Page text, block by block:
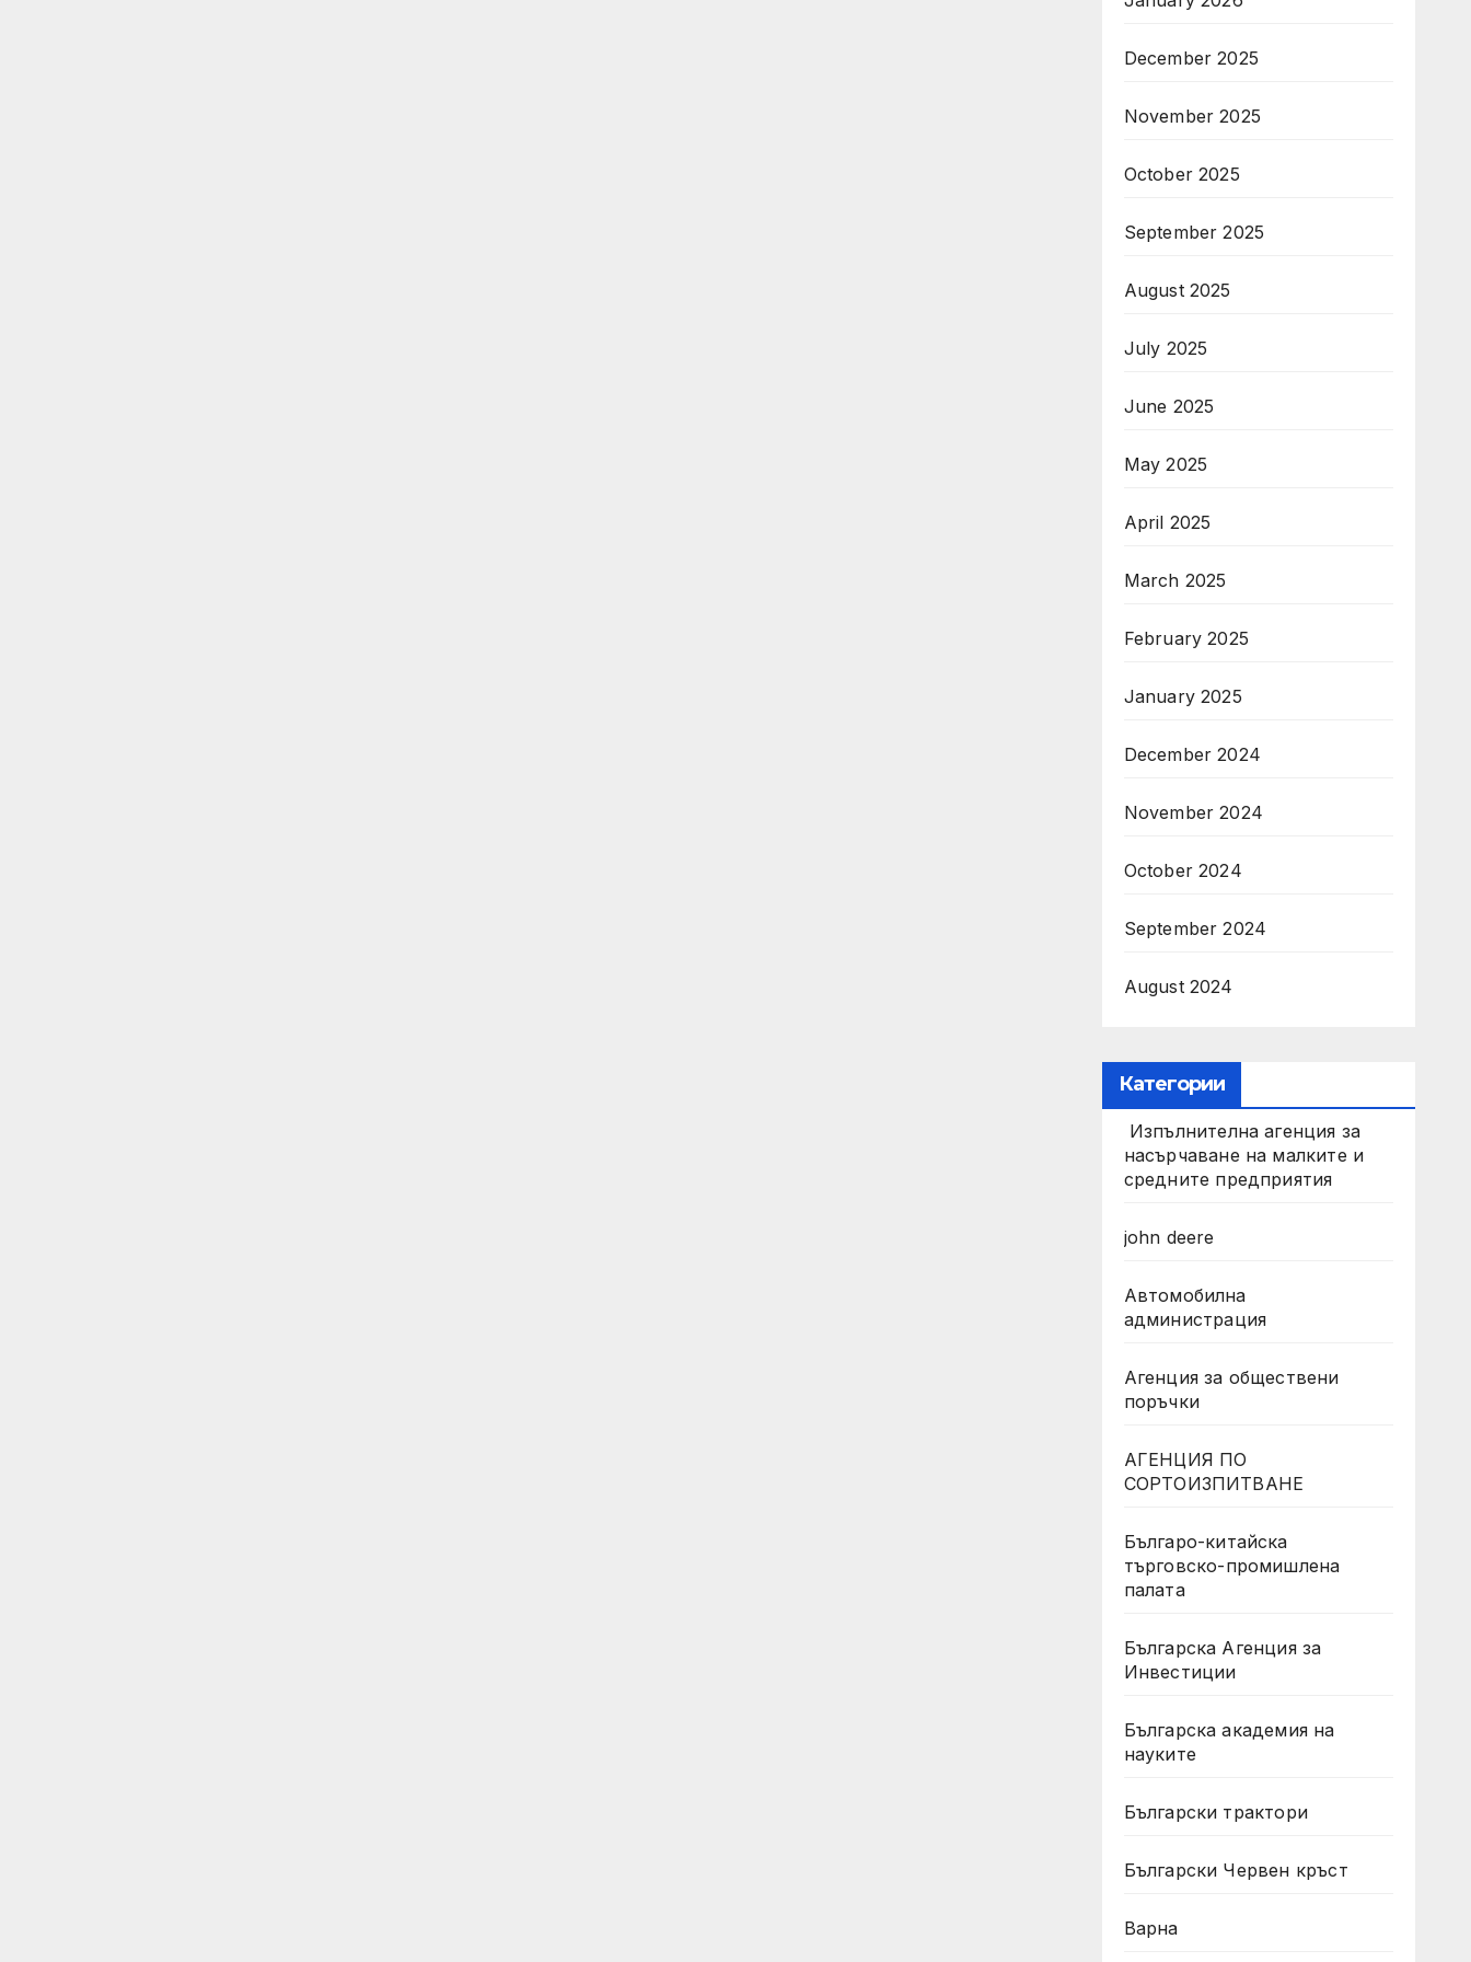
December 2025
November 2025
October 2025
September 2025
August 2025
July 2025
June 2025
May 2025
April 2025
March 2025
February 2025
January 2025
December 2024
November 2024
October 2024
September 2024
August 2024
Категории
Изпълнителна агенция за
насърчаване на малките и
средните предприятия
john deere
Автомобилна
администрация
Агенция за обществени
поръчки
АГЕНЦИЯ ПО
СОРТОИЗПИТВАНЕ
Българо-китайска
търговско-промишлена
палата
Българска Агенция за
Инвестиции
Българска академия на
науките
Български трактори
Български Червен кръст
Варна